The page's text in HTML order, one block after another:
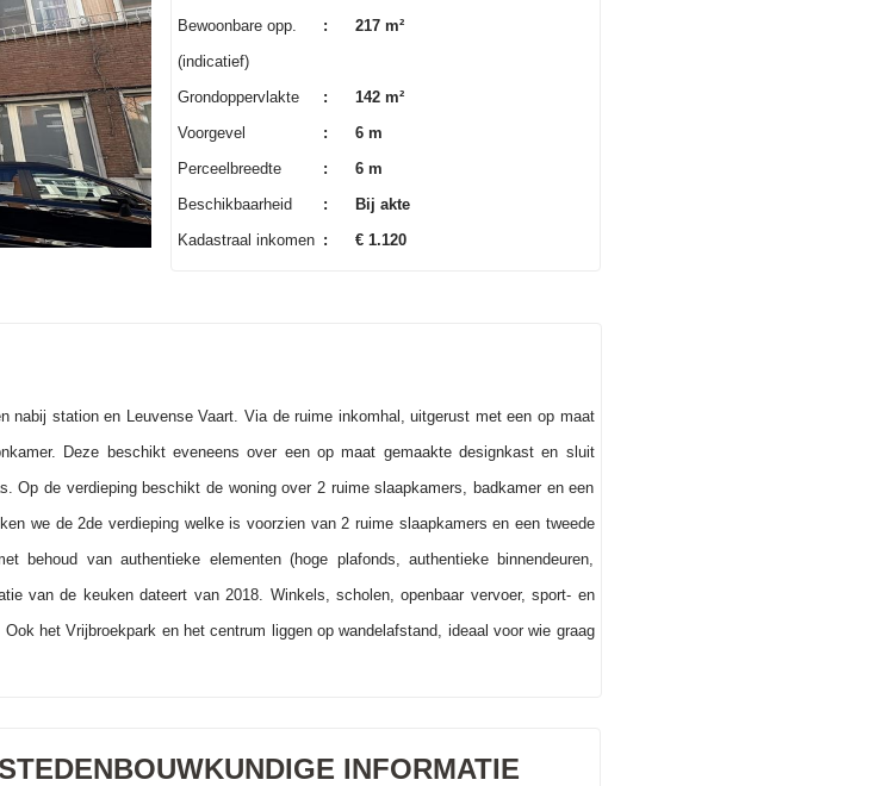
Bewoonbare opp.
(indicatief)
: 217 m²
Grondoppervlakte :
142 m²
Voorgevel
:
6 m
Perceelbreedte
:
6 m
Beschikbaarheid
:
Bij akte
Kadastraal inkomen : € 1.120
nabij station en Leuvense Vaart. Via de ruime inkomhal, uitgerust met een op maat
Deze beschikt eveneens over een op maat gemaakte designkast en sluit
Op de verdieping beschikt de woning over 2 ruime slaapkamers, badkamer en een
we de 2de verdieping welke is voorzien van 2 ruime slaapkamers en een tweede
behoud van authentieke elementen (hoge plafonds, authentieke binnendeuren,
van de keuken dateert van 2018. Winkels, scholen, openbaar vervoer, sport- en
het Vrijbroekpark en het centrum liggen op wandelafstand, ideaal voor wie graag
STEDENBOUWKUNDIGE INFORMATIE